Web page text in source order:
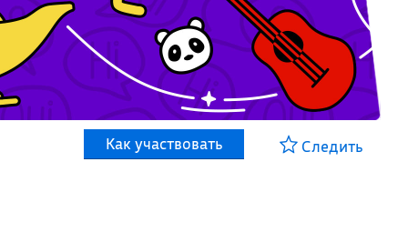
Как участвовать Следить